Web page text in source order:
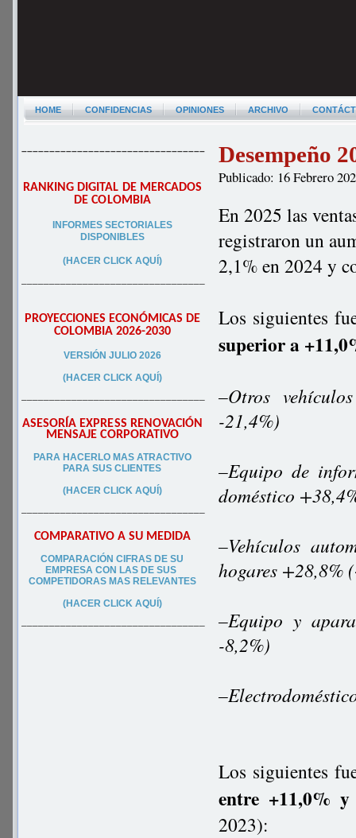
HOME CONFIDENCIAS OPINIONES ARCHIVO
–––––––––––––––––––––––––––––––––
RANKING DIGITAL DE MERCADOS
DE COLOMBIA
INFORMES SECTORIALES
DISPONIBLES
(HACER CLICK AQUÍ)
–––––––––––––––––––––––––––––––––
PROYECCIONES ECONÓMICAS DE
COLOMBIA 2026-2030
VERSIÓN JULIO 2026
(HACER CLICK AQUÍ)
–––––––––––––––––––––––––––––––––
ASESORÍA EXPRESS RENOVACIÓN
MENSAJE CORPORATIVO
PARA HACERLO MAS ATRACTIVO
PARA SUS CLIENTES
(HACER CLICK AQUÍ)
–––––––––––––––––––––––––––––––––
COMPARATIVO A SU MEDIDA
COMPARACIÓN CIFRAS DE SU
EMPRESA CON LAS DE SUS
COMPETIDORAS MAS RELEVANTES
(HACER CLICK AQUÍ)
–––––––––––––––––––––––––––––––––
Desempeño
Publicado: 16 Febrero
En 2025 las
registraron un
2,1% en 2024 y
Los siguientes
superior a
–Otros
-21,4%)
–Equipo de
doméstico
–Vehículos
hogares +28,8%
–Equipo y
-8,2%)
Los siguientes
entre +11,0%
2023):